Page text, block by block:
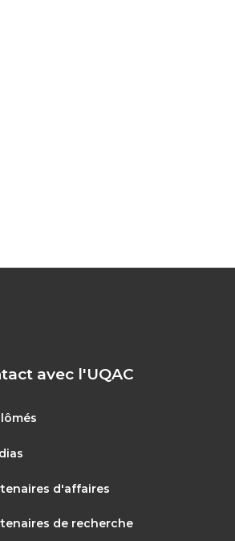
avec l'UQAC
d'affaires
de recherche